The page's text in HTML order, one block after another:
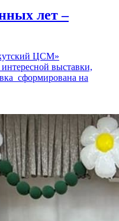
лет –
ЦСМ»
интересной выставки,
сформирована на